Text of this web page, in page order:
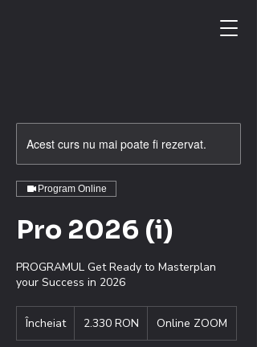
Acest curs nu mai poate fi rezervat.
Program Online
Pro 2026 (i)
PROGRAMUL Get Ready to Masterplan
your Success in 2026
ÎncheiatÎ
n
2.330 RON Online ZOOM